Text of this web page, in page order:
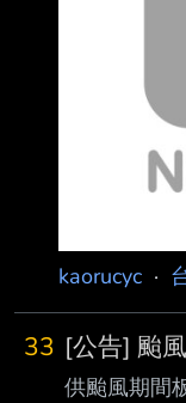
推文，不定
#5d3ckTC1
#1YT-vf4g
下，格式不
kaorucyc ·
33 [公告] 颱
供颱風期間